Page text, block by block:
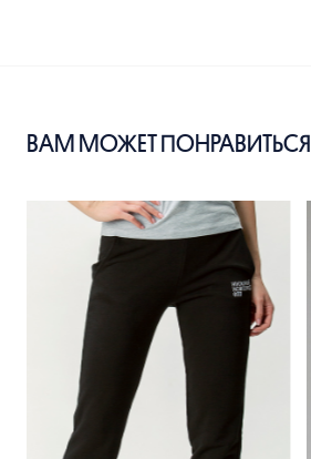
ВАМ МОЖЕТ ПОНРАВИТЬСЯ